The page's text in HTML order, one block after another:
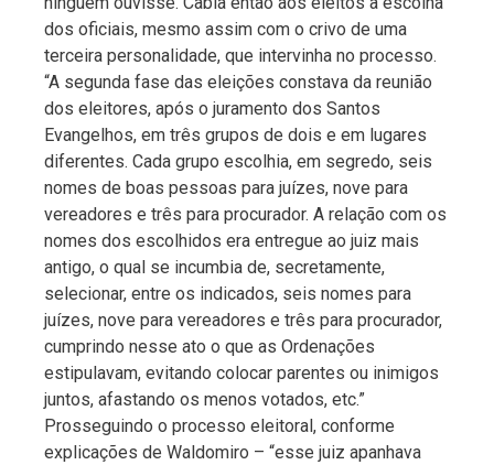
dos oficiais, mesmo assim com o crivo de uma
terceira personalidade, que intervinha no processo.
“A segunda fase das eleições constava da reunião
dos eleitores, após o juramento dos Santos
Evangelhos, em três grupos de dois e em lugares
diferentes. Cada grupo escolhia, em segredo, seis
nomes de boas pessoas para juízes, nove para
vereadores e três para procurador. A relação com os
nomes dos escolhidos era entregue ao juiz mais
antigo, o qual se incumbia de, secretamente,
selecionar, entre os indicados, seis nomes para
juízes, nove para vereadores e três para procurador,
cumprindo nesse ato o que as Ordenações
estipulavam, evitando colocar parentes ou inimigos
juntos, afastando os menos votados, etc.”
Prosseguindo o processo eleitoral, conforme
explicações de Waldomiro – “esse juiz apanhava